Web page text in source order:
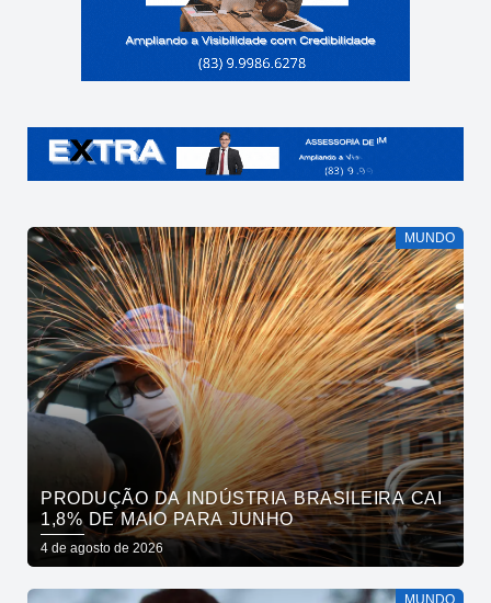
MUNDO
PRODUÇÃO DA INDÚSTRIA BRASILEIRA CAI
1,8% DE MAIO PARA JUNHO
4 de agosto de 2026
MUNDO